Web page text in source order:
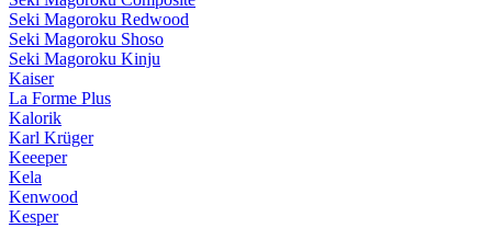
Seki Magoroku Redwood
Seki Magoroku Shoso
Seki Magoroku Kinju
Kaiser
La Forme Plus
Kalorik
Karl Krüger
Keeeper
Kela
Kenwood
Kesper